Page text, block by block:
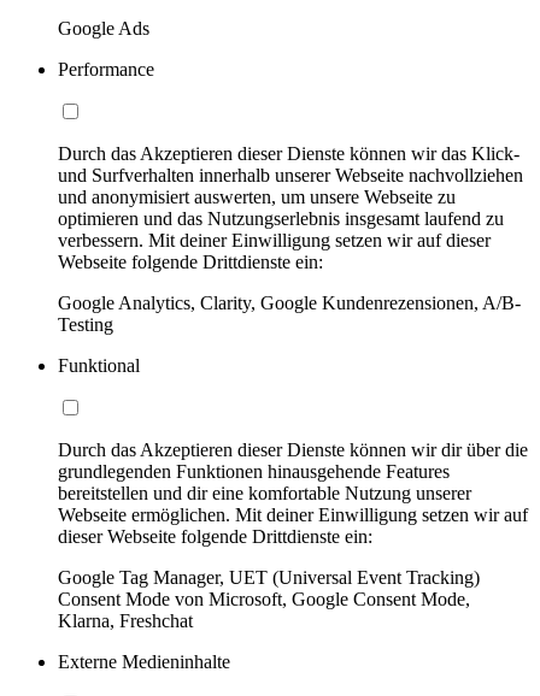
Google Ads
Performance
Durch das Akzeptieren dieser Dienste können wir das Klick-
und Surfverhalten innerhalb unserer Webseite nachvollziehen
und anonymisiert auswerten, um unsere Webseite zu
optimieren und das Nutzungserlebnis insgesamt laufend zu
verbessern. Mit deiner Einwilligung setzen wir auf dieser
Webseite folgende Drittdienste ein:
Google Analytics, Clarity, Google Kundenrezensionen, A/B-
Testing
Funktional
Durch das Akzeptieren dieser Dienste können wir dir über die
grundlegenden Funktionen hinausgehende Features
bereitstellen und dir eine komfortable Nutzung unserer
Webseite ermöglichen. Mit deiner Einwilligung setzen wir auf
dieser Webseite folgende Drittdienste ein:
Google Tag Manager, UET (Universal Event Tracking)
Consent Mode von Microsoft, Google Consent Mode,
Klarna, Freshchat
Externe Medieninhalte